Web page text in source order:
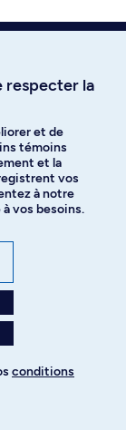
respecter la
et de
témoins
et la
vos
à notre
vos besoins.
conditions